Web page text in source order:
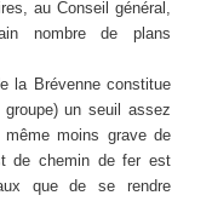
au Conseil général,
nombre de plans
la Brévenne constitue
un seuil assez
moins grave de
de chemin de fer est
que de se rendre